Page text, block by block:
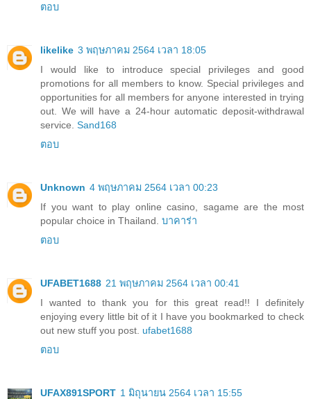
ตอบ
likelike 3 พฤษภาคม 2564 เวลา 18:05
I would like to introduce special privileges and good
promotions for all members to know. Special privileges and
opportunities for all members for anyone interested in trying
out. We will have a 24-hour automatic deposit-withdrawal
service. Sand168
ตอบ
Unknown 4 พฤษภาคม 2564 เวลา 00:23
If you want to play online casino, sagame are the most
popular choice in Thailand. บาคาร่า
ตอบ
UFABET1688 21 พฤษภาคม 2564 เวลา 00:41
I wanted to thank you for this great read!! I definitely
enjoying every little bit of it I have you bookmarked to check
out new stuff you post. ufabet1688
ตอบ
UFAX891SPORT 1 มิถุนายน 2564 เวลา 15:55